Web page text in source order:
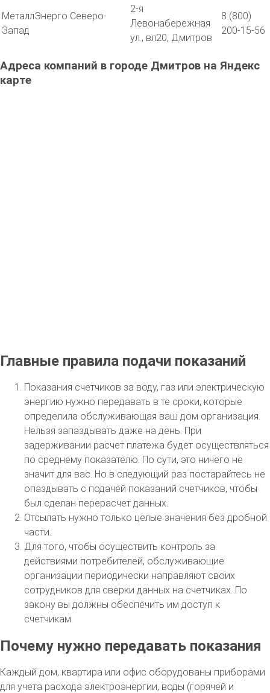
МеталлЭнерго Северо-
Запад
2-я
Левонабережная
ул., вл20, Дмитров
8 (800)
200-15-56
Адреса компаний в городе Дмитров на Яндекс
карте
Главные правила подачи показаний
Показания счетчиков за воду, газ или электрическую
энергию нужно передавать в те сроки, которые
определила обслуживающая ваш дом организация.
Нельзя запаздывать даже на день. При
задерживании расчет платежа будет осуществляться
по среднему показателю. По сути, это ничего не
значит для вас. Но в следующий раз постарайтесь не
опаздывать с подачей показаний счетчиков, чтобы
был сделан перерасчет данных.
Отсылать нужно только целые значения без дробной
части.
Для того, чтобы осуществить контроль за
действиями потребителей, обслуживающие
организации периодически направляют своих
сотрудников для сверки данных на счетчиках. По
закону вы должны обеспечить им доступ к
счетчикам.
Почему нужно передавать показания
Каждый дом, квартира или офис оборудованы приборами
для учета расхода электроэнергии, воды (горячей и